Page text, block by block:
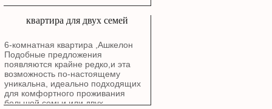
квартира для двух семей
6-комнатная квартира ,Ашкелон
Подобные предложения
появляются крайне редко,и эта
возможность по-настоящему
уникальна, идеально подходящих
для комфортного проживания
большой семьи или двух